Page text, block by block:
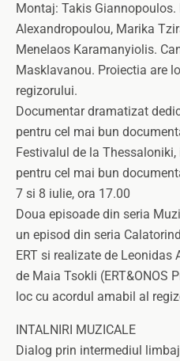
Montaj: Takis Giannopoulos.
Alexandropoulou, Marika
Menelaos Karamanyiolis.
Masklavanou. Proiectia are
regizorului.
Documentar dramatizat
pentru cel mai bun
Festivalul de la
pentru cel mai bun
7 si 8 iulie, ora 17.00
Doua episoade din seria
un episod din seria
ERT si realizate de Leonidas
de Maia Tsokli (ERT&ONOS
loc cu acordul amabil al
INTALNIRI MUZICALE
Dialog prin intermediul